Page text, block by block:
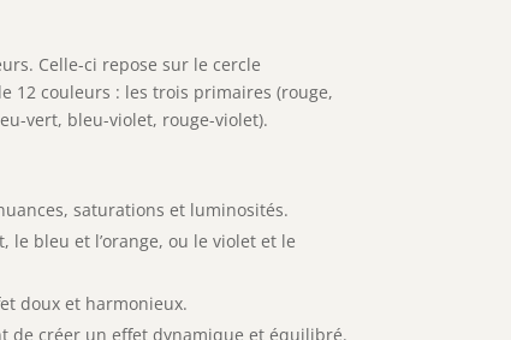
Celle-ci repose sur le cercle
12 couleurs : les trois primaires (rouge,
vert, bleu-violet, rouge-violet).
saturations et luminosités.
le bleu et l’orange, ou le violet et le
doux et harmonieux.
de créer un effet dynamique et équilibré.